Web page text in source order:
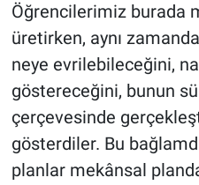
Öğrencilerimiz burada
üretirken, aynı
neye evrilebileceğini,
göstereceğini, bunun
çerçevesinde
gösterdiler. Bu
planlar mekânsal